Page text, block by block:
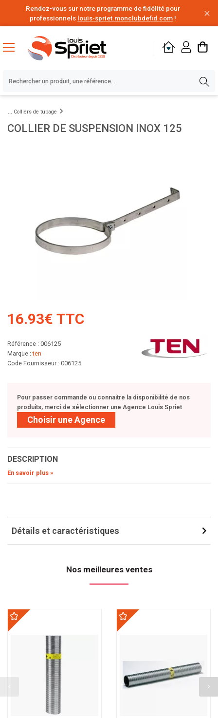
Rendez-vous sur notre programme de fidélité pour
professionnels louis-spriet.monclubdefid.com !
Colliers de tubage
COLLIER DE SUSPENSION INOX 125
16.93€ TTC
Référence : 006125
Marque :ten
Code Fournisseur : 006125
Pour passer commande ou connaitre la disponibilité de nos
produits, merci de sélectionner une Agence Louis Spriet
Choisir une Agence
DESCRIPTION
En savoir plus »
Détails et caractéristiques
Nos meilleures ventes